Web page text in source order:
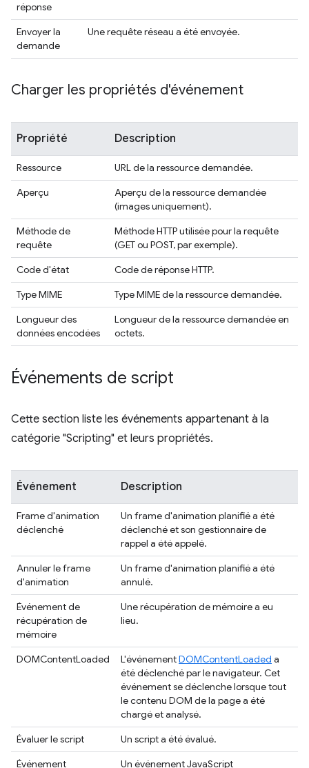
réponse
Envoyer la
demande
Une requête réseau a été envoyée.
Charger les propriétés d'événement
Propriété Description
Ressource
URL de la ressource demandée.
Aperçu
Aperçu de la ressource demandée
(images uniquement).
Méthode de
requête
Méthode HTTP utilisée pour la requête
(GET ou POST, par exemple).
Code d'état
Code de réponse HTTP.
Type MIME
Type MIME de la ressource demandée.
Longueur des
données encodées
Longueur de la ressource demandée en
octets.
Événements de script
Cette section liste les événements appartenant à la
catégorie "Scripting" et leurs propriétés.
Événement Description
Frame d'animation
déclenché
Un frame d'animation planifié a été
déclenché et son gestionnaire de
rappel a été appelé.
Annuler le frame
d'animation
Un frame d'animation planifié a été
annulé.
Événement de
récupération de
mémoire
Une récupération de mémoire a eu
lieu.
DOMContentLoaded L'événementDOMContentLoaded a
été déclenché par le navigateur. Cet
événement se déclenche lorsque tout
le contenu DOM de la page a été
chargé et analysé.
Évaluer le script
Un script a été évalué.
Événement
Un événement JavaScript